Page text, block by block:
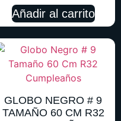
Añadir al carrito
GLOBO NEGRO # 9
TAMAÑO 60 CM R32